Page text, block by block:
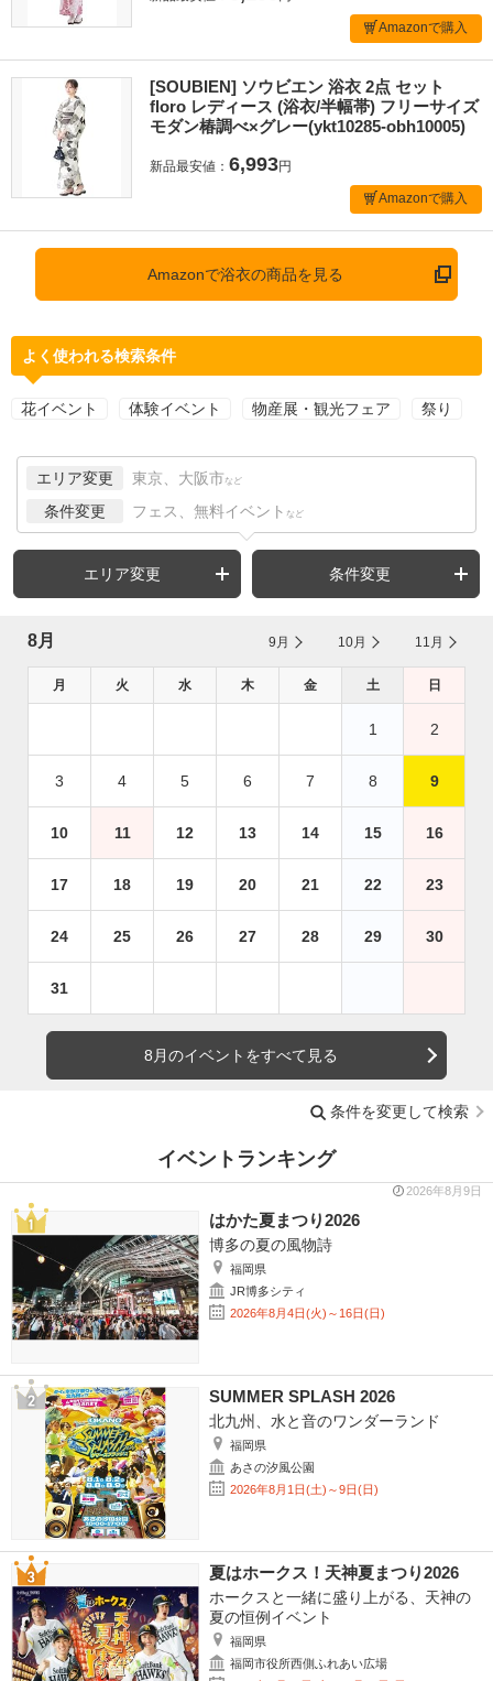
Amazonで購入
[SOUBIEN] ソウビエン 浴衣 2点 セット
floro レディース (浴衣/半幅帯) フリーサイズ
モダン椿調べ×グレー(ykt10285-obh10005)
新品最安値： 6,993円
Amazonで購入
Amazonで浴衣の商品を見る
よく使われる検索条件
花イベント 体験イベント 物産展・観光フェア 祭り
エリア変更 東京、大阪市 など
条件変更 フェス、無料イベント など
エリア変更 条件変更
8月 9月 10月 11月
月 火 水 木 金 土 日
1 2
3 4 5 6 7 8 9
10 11 12 13 14 15 16
17 18 19 20 21 22 23
24 25 26 27 28 29 30
31
8月のイベントをすべて見る
条件を変更して検索
イベントランキング
2026年8月9日
はかた夏まつり2026
博多の夏の風物詩
福岡県
JR博多シティ
2026年8月4日(火)～16日(日)
SUMMER SPLASH 2026
北九州、水と音のワンダーランド
福岡県
あさの汐風公園
2026年8月1日(土)～9日(日)
夏はホークス！天神夏まつり2026
ホークスと一緒に盛り上がる、天神の
夏の恒例イベント
福岡県
福岡市役所西側ふれあい広場